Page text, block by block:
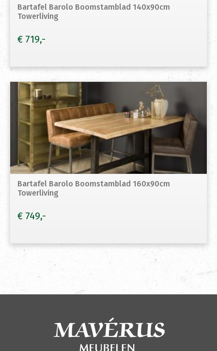
Bartafel Barolo Boomstamblad 140x90cm
Towerliving
€ 719
Bartafel Barolo Boomstamblad 160x90cm
Towerliving
€ 749